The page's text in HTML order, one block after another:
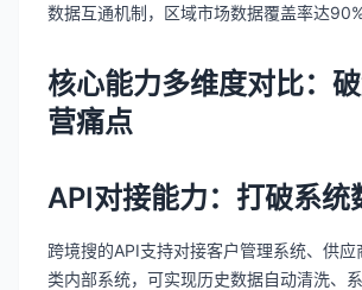
数据互通机制，区域市场数据覆盖率达90%
核心能力多维度对比：
营痛点
API对接能力：打破系统
跨境搜的API支持对接客户管理系统、供应
类内部系统，可实现历史数据自动清洗、